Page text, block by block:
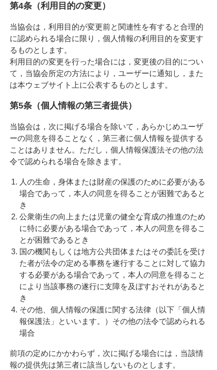
第4条（利用目的の変更）
当協会は，利用目的が変更前と関連性を有すると合理的
に認められる場合に限り，個人情報の利用目的を変更す
るものとします。
利用目的の変更を行った場合には，変更後の目的につい
て，当協会所定の方法により，ユーザーに通知し，また
は本ウェブサイト上に公表するものとします。
第5条（個人情報の第三者提供）
当協会は，次に掲げる場合を除いて，あらかじめユーザ
ーの同意を得ることなく，第三者に個人情報を提供する
ことはありません。ただし，個人情報保護法その他の法
令で認められる場合を除きます。
人の生命，身体または財産の保護のために必要がある
場合であって，本人の同意を得ることが困難であると
き
公衆衛生の向上または児童の健全な育成の推進のため
に特に必要がある場合であって，本人の同意を得るこ
とが困難であるとき
国の機関もしくは地方公共団体またはその委託を受け
た者が法令の定める事務を遂行することに対して協力
する必要がある場合であって，本人の同意を得ること
により当該事務の遂行に支障を及ぼすおそれがあると
き
その他、個人情報の保護に関する法律（以下「個人情
報保護法」といいます。）その他の法令で認められる
場合
前項の定めにかかわらず，次に掲げる場合には，当該情
報の提供先は第三者に該当しないものとします。